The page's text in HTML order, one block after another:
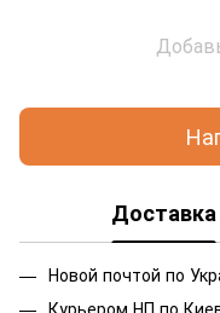
Доставка
Новой почтой по
Курьером НП по